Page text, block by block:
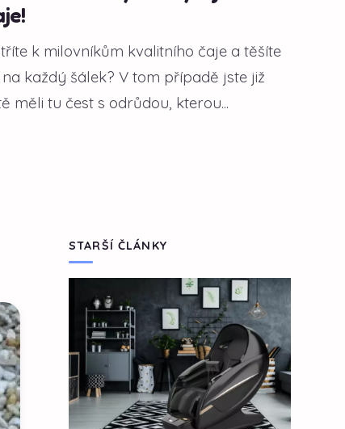
k milovníkům kvalitního čaje a těšíte
na každý šálek? V tom případě jste již
měli tu čest s odrůdou, kterou...
STARŠÍ ČLÁNKY